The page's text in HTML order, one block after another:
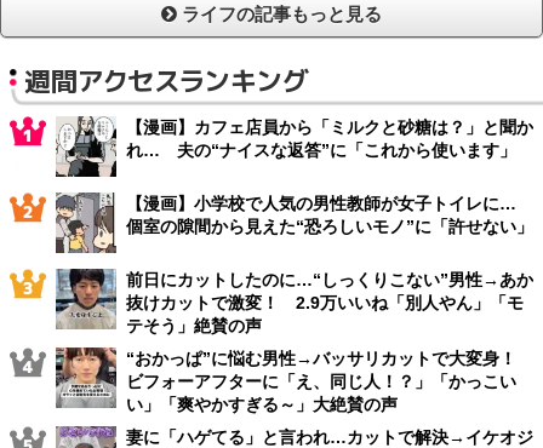
ライフの記事もっと見る
週間アクセスランキング
【漫画】カフェ店員から「ミルクと砂糖は？」と聞か
れ… 夫の“ナイスな返答”に「これから使います」
【漫画】小学校で人気の男性教師が女子トイレに…
個室の隙間から見えた“恐ろしいモノ”に「許せない」
前日にカットしたのに…“しっくりこない”男性→あか
抜けカットで激変！ 2.9万いいね「別人やん」「モ
テそう」絶賛の声
“おかっぱ”に悩む男性→バッサリカットで大変身！
ビフォーアフターに「え、同じ人！？」「かっこい
い」「爽やかすぎる～」大絶賛の声
妻に「ハゲてる」と言われ…カットで解決→イケオジ